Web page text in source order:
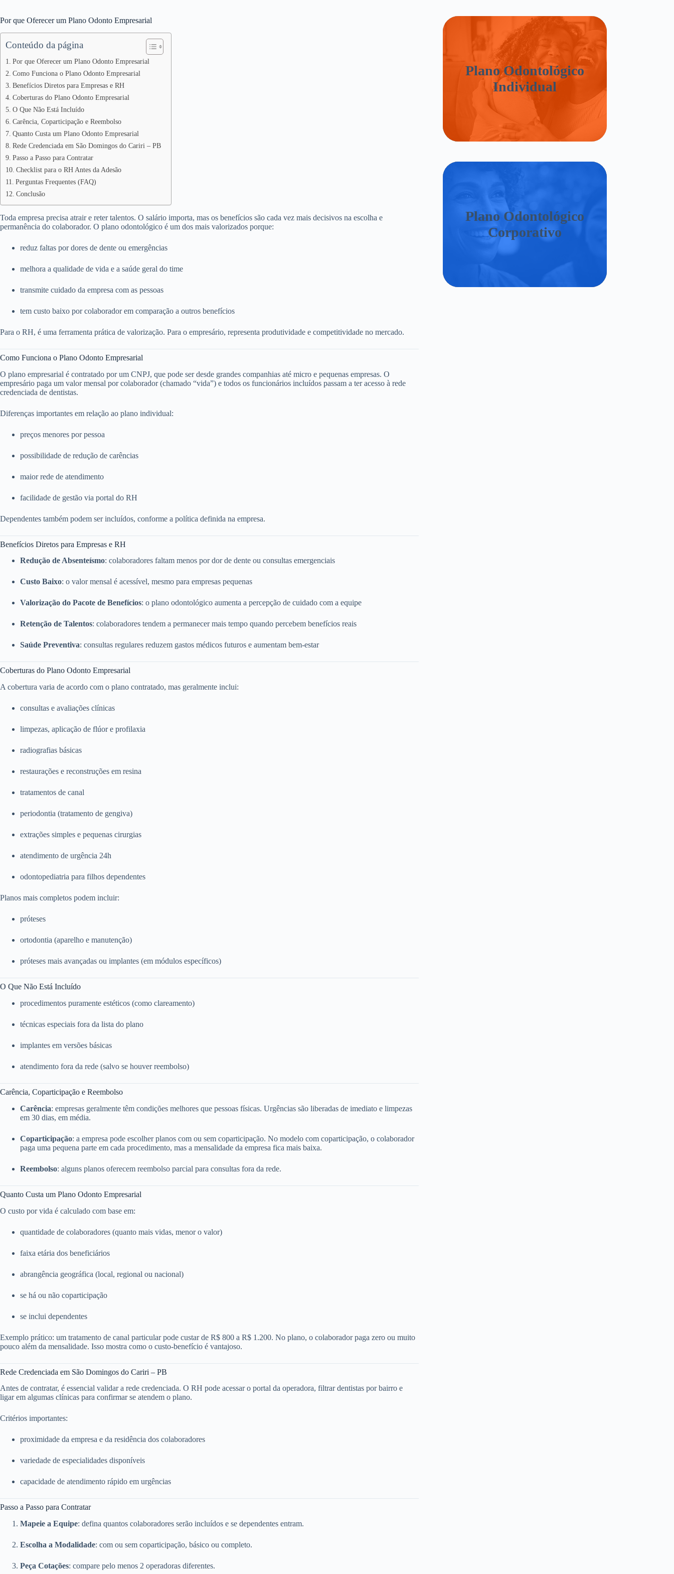
Por que Oferecer um Plano Odonto Empresarial
Conteúdo da página
Por que Oferecer um Plano Odonto Empresarial
Como Funciona o Plano Odonto Empresarial
Benefícios Diretos para Empresas e RH
Coberturas do Plano Odonto Empresarial
O Que Não Está Incluído
Carência, Coparticipação e Reembolso
Quanto Custa um Plano Odonto Empresarial
Rede Credenciada em São Domingos do Cariri – PB
Passo a Passo para Contratar
Checklist para o RH Antes da Adesão
Perguntas Frequentes (FAQ)
Conclusão
Toda empresa precisa atrair e reter talentos. O salário importa, mas os benefícios são cada vez mais decisivos na escolha e
permanência do colaborador. O plano odontológico é um dos mais valorizados porque:
reduz faltas por dores de dente ou emergências
melhora a qualidade de vida e a saúde geral do time
transmite cuidado da empresa com as pessoas
tem custo baixo por colaborador em comparação a outros benefícios
Para o RH, é uma ferramenta prática de valorização. Para o empresário, representa produtividade e competitividade no mercado.
Como Funciona o Plano Odonto Empresarial
O plano empresarial é contratado por um CNPJ, que pode ser desde grandes companhias até micro e pequenas empresas. O
empresário paga um valor mensal por colaborador (chamado “vida”) e todos os funcionários incluídos passam a ter acesso à rede
credenciada de dentistas.
Diferenças importantes em relação ao plano individual:
preços menores por pessoa
possibilidade de redução de carências
maior rede de atendimento
facilidade de gestão via portal do RH
Dependentes também podem ser incluídos, conforme a política definida na empresa.
Benefícios Diretos para Empresas e RH
Redução de Absenteísmo: colaboradores faltam menos por dor de dente ou consultas emergenciais
Custo Baixo: o valor mensal é acessível, mesmo para empresas pequenas
Valorização do Pacote de Benefícios: o plano odontológico aumenta a percepção de cuidado com a equipe
Retenção de Talentos: colaboradores tendem a permanecer mais tempo quando percebem benefícios reais
Saúde Preventiva: consultas regulares reduzem gastos médicos futuros e aumentam bem-estar
Coberturas do Plano Odonto Empresarial
A cobertura varia de acordo com o plano contratado, mas geralmente inclui:
consultas e avaliações clínicas
limpezas, aplicação de flúor e profilaxia
radiografias básicas
restaurações e reconstruções em resina
tratamentos de canal
periodontia (tratamento de gengiva)
extrações simples e pequenas cirurgias
atendimento de urgência 24h
odontopediatria para filhos dependentes
Planos mais completos podem incluir:
próteses
ortodontia (aparelho e manutenção)
próteses mais avançadas ou implantes (em módulos específicos)
O Que Não Está Incluído
procedimentos puramente estéticos (como clareamento)
técnicas especiais fora da lista do plano
implantes em versões básicas
atendimento fora da rede (salvo se houver reembolso)
Carência, Coparticipação e Reembolso
Carência: empresas geralmente têm condições melhores que pessoas físicas. Urgências são liberadas de imediato e limpezas
em 30 dias, em média.
Coparticipação: a empresa pode escolher planos com ou sem coparticipação. No modelo com coparticipação, o colaborador
paga uma pequena parte em cada procedimento, mas a mensalidade da empresa fica mais baixa.
Reembolso: alguns planos oferecem reembolso parcial para consultas fora da rede.
Quanto Custa um Plano Odonto Empresarial
O custo por vida é calculado com base em:
quantidade de colaboradores (quanto mais vidas, menor o valor)
faixa etária dos beneficiários
abrangência geográfica (local, regional ou nacional)
se há ou não coparticipação
se inclui dependentes
Exemplo prático: um tratamento de canal particular pode custar de R$ 800 a R$ 1.200. No plano, o colaborador paga zero ou muito
pouco além da mensalidade. Isso mostra como o custo-benefício é vantajoso.
Rede Credenciada em São Domingos do Cariri – PB
Antes de contratar, é essencial validar a rede credenciada. O RH pode acessar o portal da operadora, filtrar dentistas por bairro e
ligar em algumas clínicas para confirmar se atendem o plano.
Critérios importantes:
proximidade da empresa e da residência dos colaboradores
variedade de especialidades disponíveis
capacidade de atendimento rápido em urgências
Passo a Passo para Contratar
Mapeie a Equipe: defina quantos colaboradores serão incluídos e se dependentes entram.
Escolha a Modalidade: com ou sem coparticipação, básico ou completo.
Peça Cotações: compare pelo menos 2 operadoras diferentes.
Plano Odontológico
Individual
Plano Odontológico
Corporativo